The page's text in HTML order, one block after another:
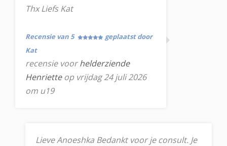
Thx Liefs Kat
Recensie van 5
geplaatst door
Kat
recensie voorhelderziende
Henrietteop vrijdag 24 juli 2026
om u19
Lieve Anoeshka Bedankt voor je consult. Je